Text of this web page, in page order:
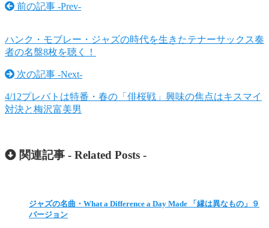
前の記事 -Prev-
ハンク・モブレー・ジャズの時代を生きたテナーサックス奏
者の名盤8枚を聴く！
次の記事 -Next-
4/12プレバトは特番・春の「俳桜戦」興味の焦点はキスマイ
対決と梅沢富美男
関連記事 - Related Posts -
ジャズの名曲・What a Difference a Day Made 「縁は異なもの」９
バージョン